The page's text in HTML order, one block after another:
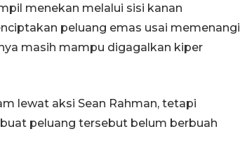
menekan melalui sisi kanan
peluang emas usai memenangi
masih mampu digagalkan kiper
lewat aksi Sean Rahman, tetapi
peluang tersebut belum berbuah